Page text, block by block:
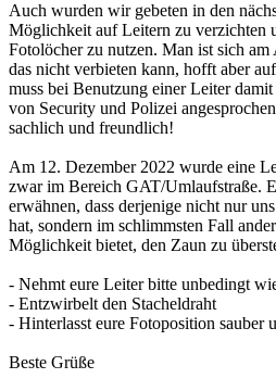
Auch wurden wir gebeten in den
Möglichkeit auf Leitern zu verzichten
Fotolöcher zu nutzen. Man ist sich am
das nicht verbieten kann, hofft aber
muss bei Benutzung einer Leiter
von Security und Polizei
sachlich und freundlich!
Am 12. Dezember 2022 wurde eine
zwar im Bereich GAT/Umlaufstraße.
erwähnen, dass derjenige nicht nur
hat, sondern im schlimmsten Fall
Möglichkeit bietet, den Zaun zu
- Nehmt eure Leiter bitte unbedingt
- Entzwirbelt den Stacheldraht
- Hinterlasst eure Fotoposition sauber
Beste Grüße